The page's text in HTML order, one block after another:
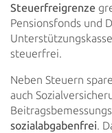
Steuerfreigrenze
Pensionsfonds und
steuerfrei.
Neben Steuern
auch
sozialabgabenfrei.